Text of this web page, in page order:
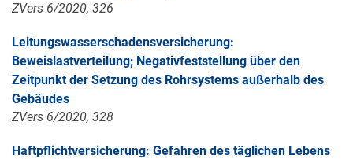
ZVers 6/2020, 326
Leitungswasserschadensversicherung:
Beweislastverteilung; Negativfeststellung über den
Zeitpunkt der Setzung des Rohrsystems außerhalb des
Gebäudes
ZVers 6/2020, 328
Haftpflichtversicherung: Gefahren des täglichen Lebens